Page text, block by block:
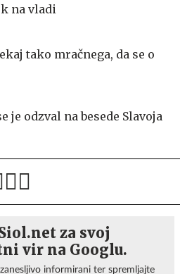
na vladi
tako mračnega, da se o
je odzval na besede Slavoja
za svoj
vir na Googlu.
informirani ter spremljajte